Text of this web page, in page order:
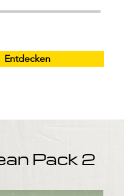
Entdecken
Pack 2